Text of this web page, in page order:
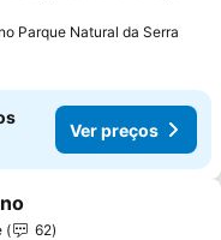
Parque Natural da Serra
Ver preços
aos favoritos
62